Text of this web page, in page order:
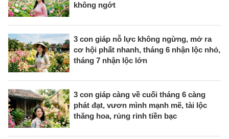
không ngớt
3 con giáp nỗ lực không ngừng, mở ra
cơ hội phất nhanh, tháng 6 nhận lộc nhỏ,
tháng 7 nhận lộc lớn
3 con giáp càng về cuối tháng 6 càng
phát đạt, vươn mình mạnh mẽ, tài lộc
thăng hoa, rủng rỉnh tiền bạc